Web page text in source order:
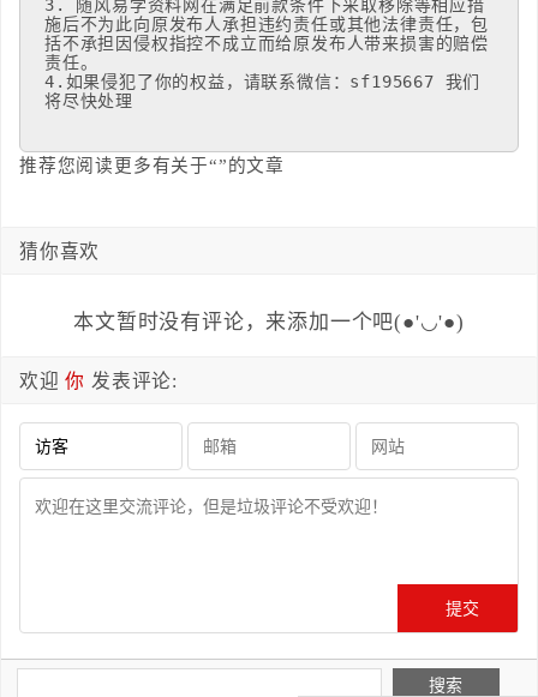
3. 随风易学资料网在满足前款条件下采取移除等相应措
施后不为此向原发布人承担违约责任或其他法律责任，包
括不承担因侵权指控不成立而给原发布人带来损害的赔偿
责任。
4.如果侵犯了你的权益，请联系微信：sf195667 我们
将尽快处理
推荐您阅读更多有关于“”的文章
猜你喜欢
本文暂时没有评论，来添加一个吧(●'◡'●)
欢迎你 发表评论: